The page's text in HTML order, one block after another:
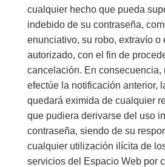
cualquier hecho que pueda
indebido de su contraseña,
enunciativo, su robo, extravío o
autorizado, con el fin de
cancelación. En consecuencia,
efectúe la notificación anterior,
quedará eximida de cualquier
que pudiera derivarse del uso
contraseña, siendo de su
cualquier utilización ilícita de
servicios del Espacio Web por